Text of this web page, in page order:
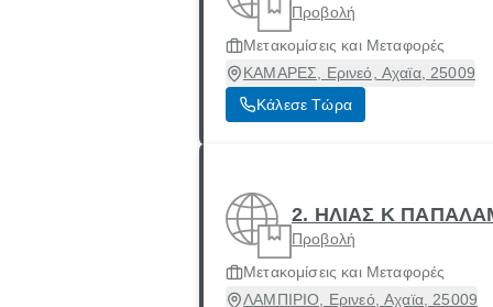
Προβολή
Μετακομίσεις και Μεταφορές
ΚΑΜΑΡΕΣ, Ερινεό, Αχαϊα, 25009
Κάλεσε Τώρα
2. ΗΛΙΑΣ Κ
Προβολή
Μετακομίσεις και Μεταφορές
ΛΑΜΠΙΡΙΟ, Ερινεό, Αχαϊα, 25009